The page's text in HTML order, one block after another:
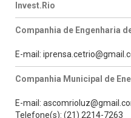
Invest.Rio
Companhia de Engenharia
E-mail:
Companhia Municipal de
E-mail:
Telefone(s): (21) 2214-7263